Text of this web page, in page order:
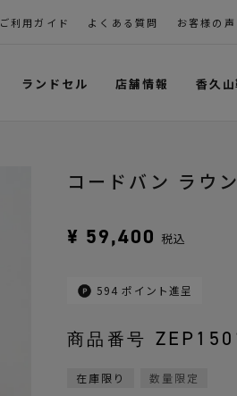
ご利用ガイド よくある質問 お客様の声
ランドセル 店舗情報 香久
コードバン ラウ
¥ 59,400 税込
594 ポイント進呈
商品番号
在庫限り 数量限定